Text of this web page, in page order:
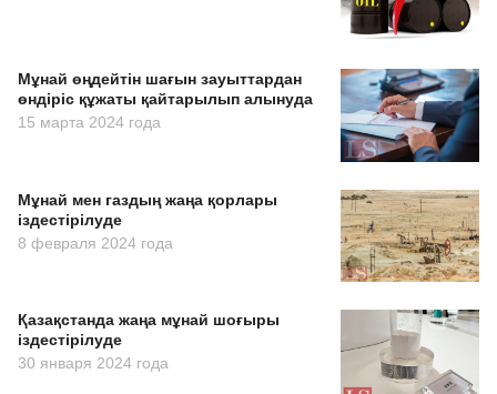
Мұнай өңдейтiн шағын зауыттардан
өндіріс құжаты қайтарылып алынуда
15 марта 2024 года
Мұнай мен газдың жаңа қорлары
іздестірілуде
8 февраля 2024 года
Қазақстанда жаңа мұнай шоғыры
іздестірілуде
30 января 2024 года